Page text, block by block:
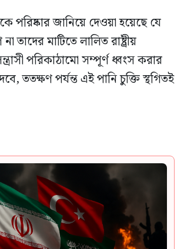
পরিষ্কার জানিয়ে দেওয়া হয়েছে যে
তাদের মাটিতে লালিত রাষ্ট্রীয়
পরিকাঠামো সম্পূর্ণ ধ্বংস করার
ততক্ষণ পর্যন্ত এই পানি চুক্তি স্থগিতই